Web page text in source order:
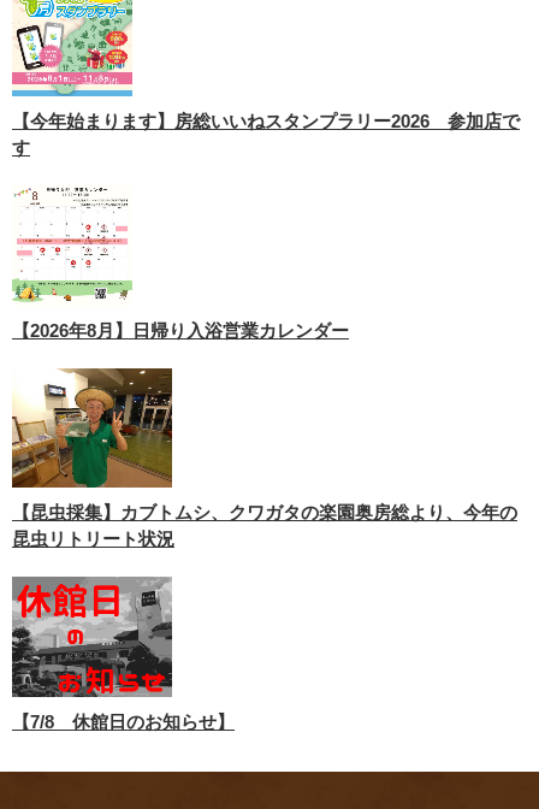
【今年始まります】房総いいねスタンプラリー2026 参加店で
す
【2026年8月】日帰り入浴営業カレンダー
【昆虫採集】カブトムシ、クワガタの楽園奥房総より、今年の
昆虫リトリート状況
【7/8 休館日のお知らせ】